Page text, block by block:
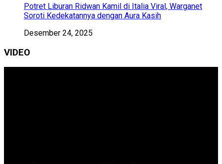
Potret Liburan Ridwan Kamil di Italia Viral, Warganet
Soroti Kedekatannya dengan Aura Kasih
Desember 24, 2025
VIDEO